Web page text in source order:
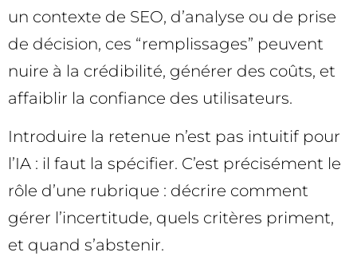
un contexte de SEO, d’analyse ou de prise
de décision, ces “remplissages” peuvent
nuire à la crédibilité, générer des coûts, et
affaiblir la confiance des utilisateurs.
Introduire la retenue n’est pas intuitif pour
l’IA : il faut la spécifier. C’est précisément le
rôle d’une rubrique : décrire comment
gérer l’incertitude, quels critères priment,
et quand s’abstenir.